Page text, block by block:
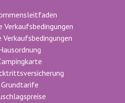
Verkaufsbedingungen
Verkaufsbedingungen
Grundtarife